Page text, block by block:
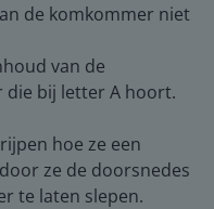
de komkommer niet
van de
die bij letter A hoort.
hoe ze een
ze de doorsnedes
te laten slepen.